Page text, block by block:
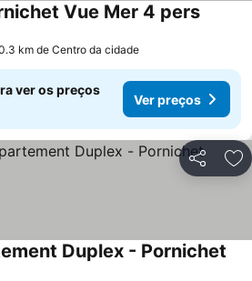
Vue Mer 4 persVer
km de Centro da cidade
ver os preços
Ver preços
Partilhar
Duplex - Pornichet